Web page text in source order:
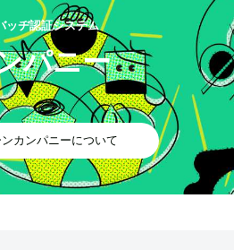
ッヂ認証システム
パニー
カンパニーについて